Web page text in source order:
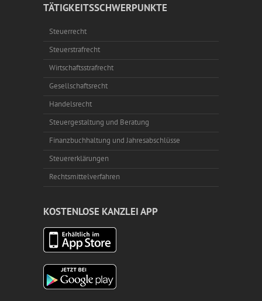
TÄTIGKEITSSCHWERPUNKTE
Steuerrecht
Steuerstrafrecht
Wirtschaftsstrafrecht
Gesellschaftsrecht
Handelsrecht
Steuergestaltung und Beratung
Finanzbuchhaltung und Jahresabschlüsse
Steuererklärungen
Rechtsmittelverfahren
KOSTENLOSE KANZLEI APP